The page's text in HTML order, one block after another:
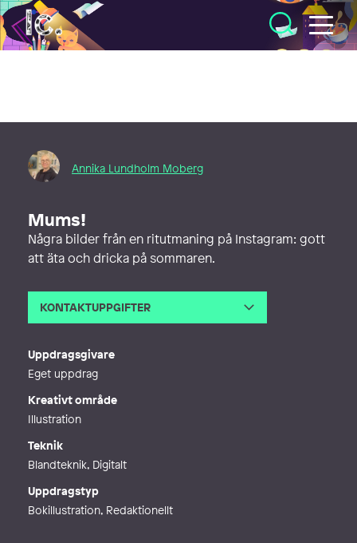
Illustratörcentrum
Annika Lundholm Moberg
Mums!
Några bilder från en ritutmaning på Instagram: gott
att äta och dricka på sommaren.
KONTAKTUPPGIFTER
Uppdragsgivare
Eget uppdrag
Kreativt område
Illustration
Teknik
Blandteknik, Digitalt
Uppdragstyp
Bokillustration, Redaktionellt